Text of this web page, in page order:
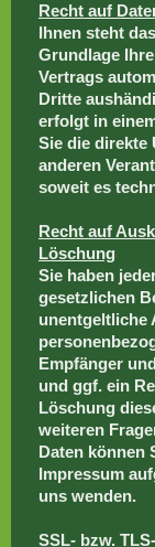
Recht auf
Ihnen steht
Grundlage
Vertrags
Dritte
erfolgt in
Sie die direkte
anderen
soweit es
Recht auf
Löschung
Sie haben
gesetzlichen
unentgeltliche
Empfänger
und ggf. ein
Löschung
weiteren
Daten können
Impressum
uns wenden.
SSL- bzw.